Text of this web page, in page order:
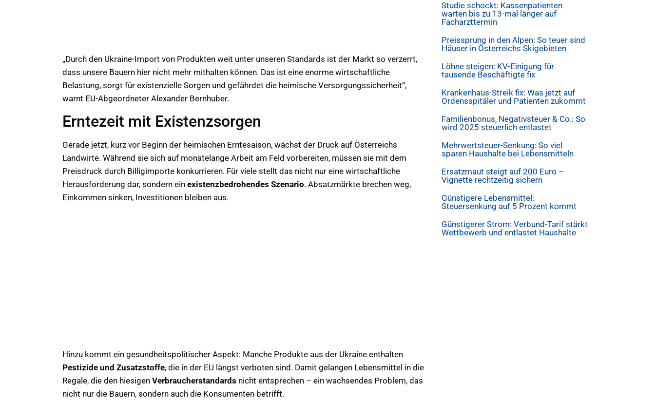
„Durch den Ukraine-Import von Produkten weit unter unseren Standards ist der Markt so verzerrt,
dass unsere Bauern hier nicht mehr mithalten können. Das ist eine enorme wirtschaftliche
Belastung, sorgt für existenzielle Sorgen und gefährdet die heimische Versorgungssicherheit“,
warnt EU-Abgeordneter Alexander Bernhuber.
Erntezeit mit Existenzsorgen
Gerade jetzt, kurz vor Beginn der heimischen Erntesaison, wächst der Druck auf Österreichs
Landwirte. Während sie sich auf monatelange Arbeit am Feld vorbereiten, müssen sie mit dem
Preisdruck durch Billigimporte konkurrieren. Für viele stellt das nicht nur eine wirtschaftliche
Herausforderung dar, sondern ein existenzbedrohendes Szenario. Absatzmärkte brechen weg,
Einkommen sinken, Investitionen bleiben aus.
Hinzu kommt ein gesundheitspolitischer Aspekt: Manche Produkte aus der Ukraine enthalten
Pestizide und Zusatzstoffe, die in der EU längst verboten sind. Damit gelangen Lebensmittel in die
Regale, die den hiesigen Verbraucherstandards nicht entsprechen – ein wachsendes Problem, das
nicht nur die Bauern, sondern auch die Konsumenten betrifft.
Studie schockt: Kassenpatienten
warten bis zu 13-mal länger auf
Facharzttermin
Preissprung in den Alpen: So teuer sind
Häuser in Österreichs Skigebieten
Löhne steigen: KV-Einigung für
tausende Beschäftigte fix
Krankenhaus-Streik fix: Was jetzt auf
Ordensspitäler und Patienten zukommt
Familienbonus, Negativsteuer & Co.: So
wird 2025 steuerlich entlastet
Mehrwertsteuer-Senkung: So viel
sparen Haushalte bei Lebensmitteln
Ersatzmaut steigt auf 200 Euro –
Vignette rechtzeitig sichern
Günstigere Lebensmittel:
Steuersenkung auf 5 Prozent kommt
Günstigerer Strom: Verbund-Tarif stärkt
Wettbewerb und entlastet Haushalte